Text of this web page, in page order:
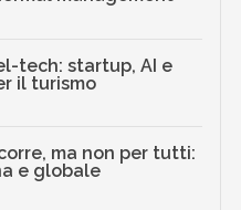
tech: startup, AI e
il turismo
ma non per tutti:
e globale